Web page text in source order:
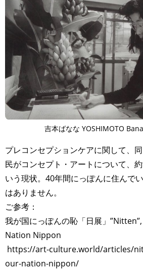
吉本ばなな YOSHIMOTO
プレコンセプションケアに関して、
民がコンセプト・アートについて、
いう現状。40年間にっぽんに住んで
はありません。
ご参考：
我が国にっぽんの恥「日展」
Nation Nippon
https://art-culture.world/articles/
our-nation-nippon/